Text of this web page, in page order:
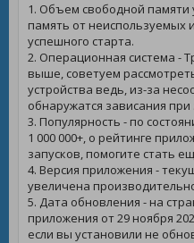
1. Объем свободной памяти
память от неиспользуемых
успешного старта.
2. Операционная система -
выше, советуем
устройства ведь, из-за
обнаружатся зависания при
3. Популярность - по
1 000 000+, о рейтинге
запусков, помогите стать
4. Версия приложения -
увеличена
5. Дата обновления - на
приложения от 29 ноября
если вы установили не